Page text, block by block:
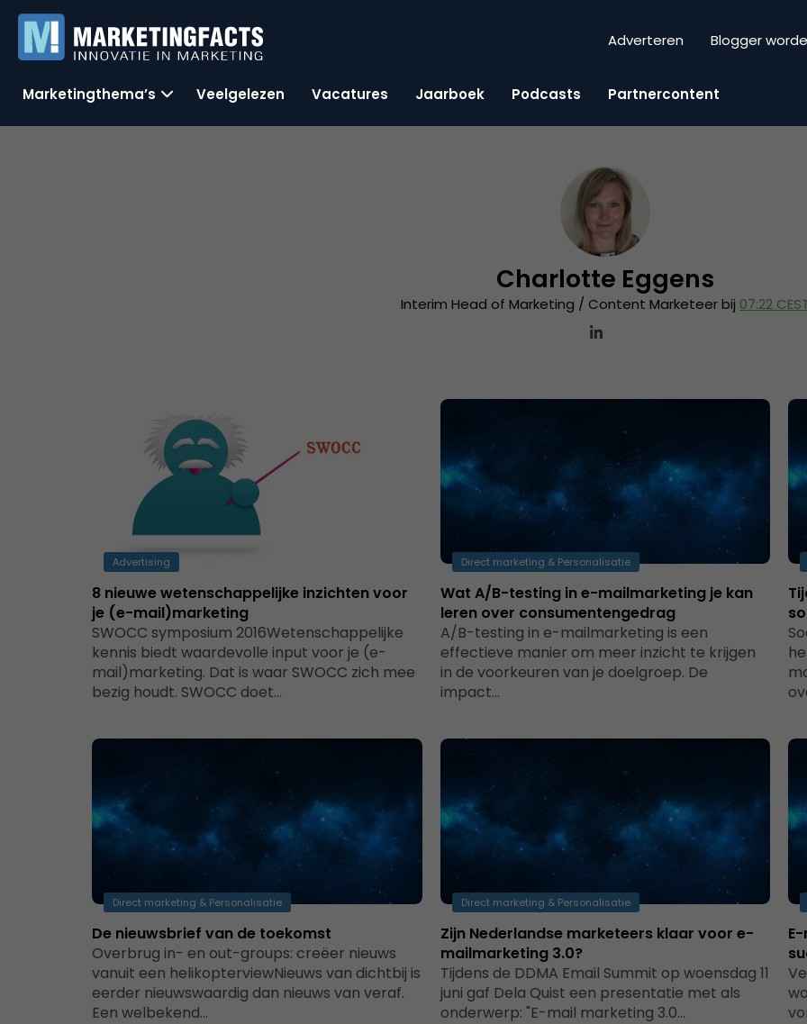
Adverteren Blogger
Marketingthema’s Veelgelezen Vacatures Jaarboek Podcasts Partnercontent
Charlotte Eggens
Interim Head of Marketing / Content Marketeer bij 07:22
Advertising
8 nieuwe wetenschappelijke inzichten voor
je (e-mail)marketing
SWOCC symposium 2016Wetenschappelijke
kennis biedt waardevolle input voor je (e-
mail)marketing. Dat is waar SWOCC zich mee
bezig houdt. SWOCC doet…
Direct marketing & Personalisatie
Wat A/B-testing in e-mailmarketing je kan
leren over consumentengedrag
A/B-testing in e-mailmarketing is een
effectieve manier om meer inzicht te krijgen
in de voorkeuren van je doelgroep. De
impact…
Direct marketing & Personalisatie
De nieuwsbrief van de toekomst
Overbrug in- en out-groups: creëer nieuws
vanuit een helikopterviewNieuws van dichtbij is
eerder nieuwswaardig dan nieuws van veraf.
Een welbekend…
Direct marketing & Personalisatie
Zijn Nederlandse marketeers klaar voor e-
mailmarketing 3.0?
Tijdens de DDMA Email Summit op woensdag 11
juni gaf Dela Quist een presentatie met als
onderwerp: "E-mail marketing 3.0…